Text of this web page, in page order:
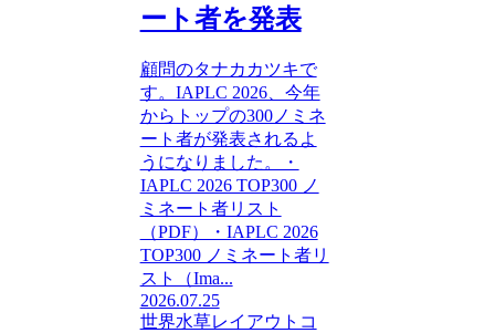
ート者を発表
顧問のタナカカツキで
す。IAPLC 2026、今年
からトップの300ノミネ
ート者が発表されるよ
うになりました。・
IAPLC 2026 TOP300 ノ
ミネート者リスト
（PDF）・IAPLC 2026
TOP300 ノミネート者リ
スト（Ima...
2026.07.25
世界水草レイアウトコ